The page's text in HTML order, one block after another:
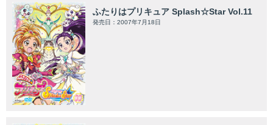
ふたりはプリキュア Splash☆Star Vol.11
発売日：2007年7月18日